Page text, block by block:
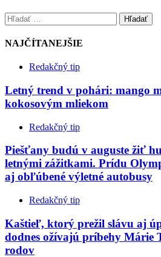
Hľadať
NAJČÍTANEJŠIE
Redakčný tip
Letný trend v pohári: mango
kokosovým mliekom
Redakčný tip
Piešťany budú v auguste žiť
letnými zážitkami. Prídu
aj obľúbené výletné autobusy
Redakčný tip
Kaštieľ, ktorý prežil slávu aj
dodnes ožívajú príbehy Márie
rodov